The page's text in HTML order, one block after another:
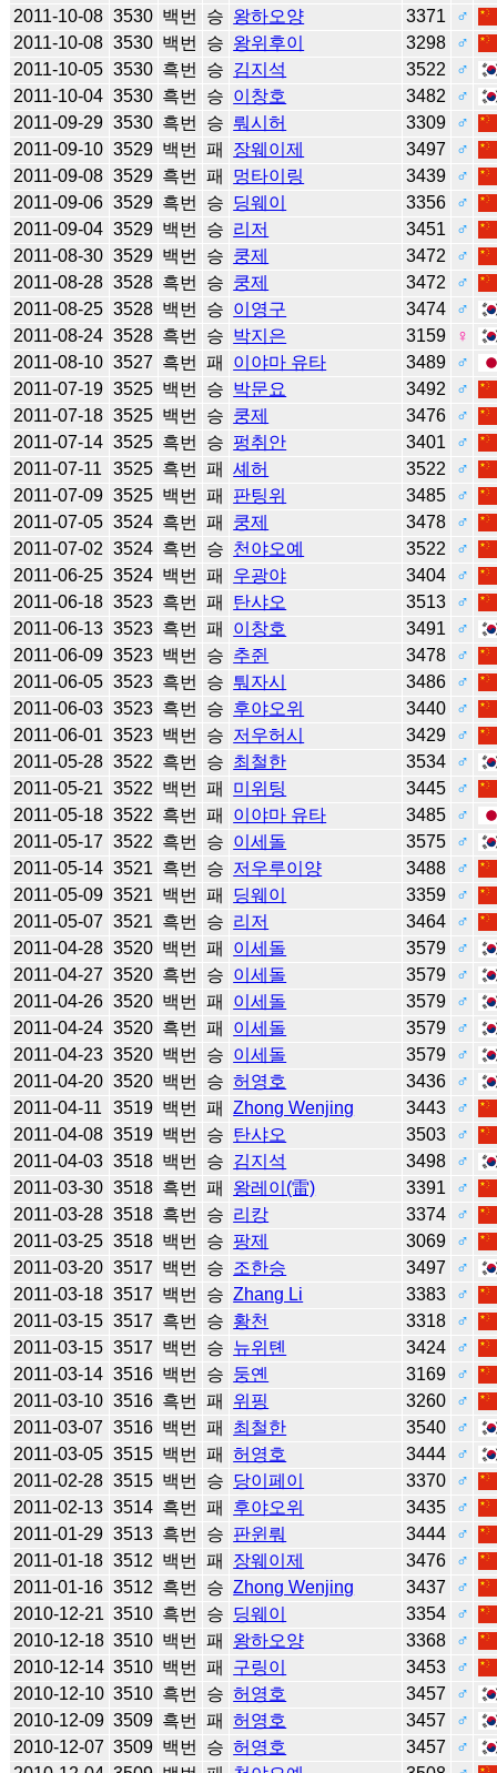
2011-10-08 3530 백번 승 왕하오양 3371
♂
2011-10-08 3530 백번 승 왕위후이 3298
♂
2011-10-05 3530 흑번 승 김지석 3522
♂
2011-10-04 3530 흑번 승 이창호 3482
♂
2011-09-29 3530 흑번 승 뤄시허 3309
♂
2011-09-10 3529 백번 패 장웨이제 3497
♂
2011-09-08 3529 흑번 패 멍타이링 3439
♂
2011-09-06 3529 흑번 승 딩웨이 3356
♂
2011-09-04 3529 백번 승 리저 3451
♂
2011-08-30 3529 백번 승 쿵제 3472
♂
2011-08-28 3528 흑번 승 쿵제 3472
♂
2011-08-25 3528 백번 승 이영구 3474
♂
2011-08-24 3528 흑번 승 박지은 3159
♀
2011-08-10 3527 흑번 패 이야마 유타 3489
♂
2011-07-19 3525 백번 승 박문요 3492
♂
2011-07-18 3525 백번 승 쿵제 3476
♂
2011-07-14 3525 흑번 승 펑취안 3401
♂
2011-07-11
3525 흑번 패 셰허 3522
♂
2011-07-09 3525 백번 패 판팅위 3485
♂
2011-07-05 3524 흑번 패 쿵제 3478
♂
2011-07-02 3524 흑번 승 천야오예 3522
♂
2011-06-25 3524 백번 패 우광야 3404
♂
2011-06-18 3523 흑번 패 탄샤오 3513
♂
2011-06-13 3523 흑번 패 이창호 3491
♂
2011-06-09 3523 백번 승 추쥔 3478
♂
2011-06-05 3523 흑번 승 퉈자시 3486
♂
2011-06-03 3523 흑번 승 후야오위 3440
♂
2011-06-01 3523 백번 승 저우허시 3429
♂
2011-05-28 3522 흑번 승 최철한 3534
♂
2011-05-21 3522 백번 패 미위팅 3445
♂
2011-05-18 3522 흑번 패 이야마 유타 3485
♂
2011-05-17 3522 흑번 승 이세돌 3575
♂
2011-05-14 3521 흑번 승 저우루이양 3488
♂
2011-05-09 3521 백번 패 딩웨이 3359
♂
2011-05-07 3521 흑번 승 리저 3464
♂
2011-04-28 3520 백번 패 이세돌 3579
♂
2011-04-27 3520 흑번 승 이세돌 3579
♂
2011-04-26 3520 백번 패 이세돌 3579
♂
2011-04-24 3520 흑번 패 이세돌 3579
♂
2011-04-23 3520 백번 승 이세돌 3579
♂
2011-04-20 3520 백번 승 허영호 3436
♂
2011-04-11
3519 백번 패 Zhong Wenjing 3443
♂
2011-04-08 3519 백번 승 탄샤오 3503
♂
2011-04-03 3518 백번 승 김지석 3498
♂
2011-03-30 3518 흑번 패 왕레이(雷) 3391
♂
2011-03-28 3518 흑번 승 리캉 3374
♂
2011-03-25 3518 백번 승 팡제 3069
♂
2011-03-20 3517 백번 승 조한승 3497
♂
2011-03-18 3517 백번 승 Zhang Li 3383
♂
2011-03-15 3517 흑번 승 황천 3318
♂
2011-03-15 3517 백번 승 뉴위톈 3424
♂
2011-03-14 3516 백번 승 둥옌 3169
♂
2011-03-10 3516 흑번 패 위핑 3260
♂
2011-03-07 3516 백번 패 최철한 3540
♂
2011-03-05 3515 백번 패 허영호 3444
♂
2011-02-28 3515 백번 승 당이페이 3370
♂
2011-02-13 3514 흑번 패 후야오위 3435
♂
2011-01-29 3513 흑번 승 판윈뤄 3444
♂
2011-01-18 3512 백번 패 장웨이제 3476
♂
2011-01-16 3512 흑번 승 Zhong Wenjing 3437
♂
2010-12-21 3510 흑번 승 딩웨이 3354
♂
2010-12-18 3510 백번 패 왕하오양 3368
♂
2010-12-14 3510 백번 패 구링이 3453
♂
2010-12-10 3510 흑번 승 허영호 3457
♂
2010-12-09 3509 흑번 패 허영호 3457
♂
2010-12-07 3509 백번 승 허영호 3457
♂